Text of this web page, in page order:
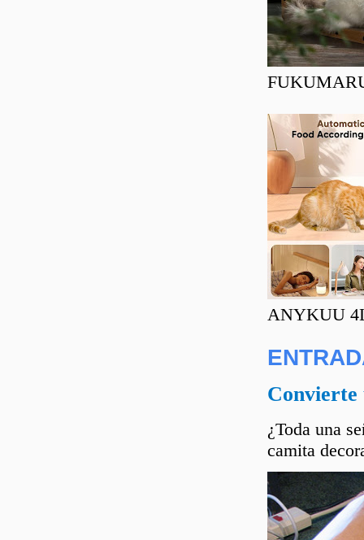
ANYKUU
Convierte
¿Toda una
camita